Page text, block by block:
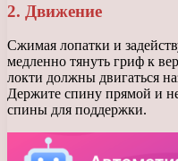
2. Движение
Сжимая лопатки и
медленно тянуть гриф к
локти должны двигаться
Держите спину прямой и
спины для поддержки.